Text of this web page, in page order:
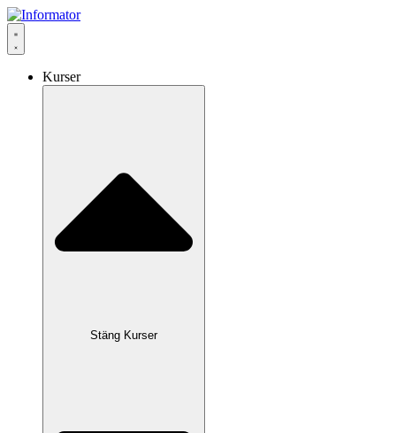
Hoppa
till
innehåll
Kurser
Stäng Kurser